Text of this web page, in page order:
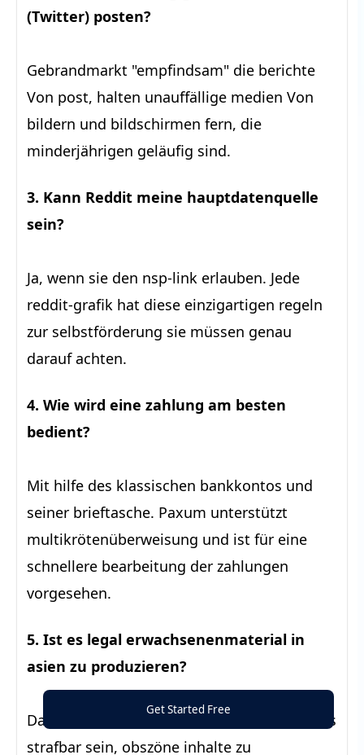
(Twitter) posten?
Gebrandmarkt "empfindsam" die berichte
Von post, halten unauffällige medien Von
bildern und bildschirmen fern, die
minderjährigen geläufig sind.
3. Kann Reddit meine hauptdatenquelle
sein?
Ja, wenn sie den nsp-link erlauben. Jede
reddit-grafik hat diese einzigartigen regeln
zur selbstförderung sie müssen genau
darauf achten.
4. Wie wird eine zahlung am besten
bedient?
Mit hilfe des klassischen bankkontos und
seiner brieftasche. Paxum unterstützt
multikrötenüberweisung und ist für eine
schnellere bearbeitung der zahlungen
vorgesehen.
5. Ist es legal erwachsenenmaterial in
asien zu produzieren?
Das hängt vom staat ab. In singapur kann es
strafbar sein, obszöne inhalte zu
Get Started Free